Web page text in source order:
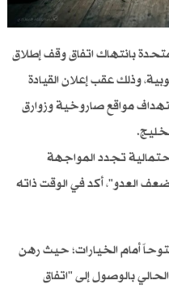
بانتهاك اتفاق وقف إطلاق
وذلك عقب إعلان القيادة
مواقع صاروخية وزوارق
تجدد المواجهة
العدو"، أكد في الوقت ذاته
أمام الخيارات؛ حيث رهن
بالوصول إلى "اتفاق